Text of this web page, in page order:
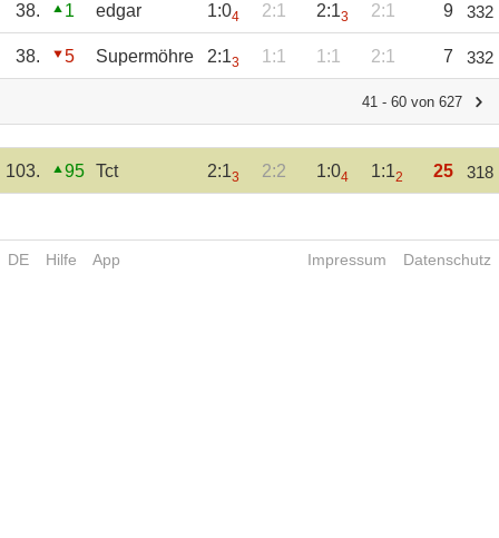
38. 1 edgar 1:04 2:1 2:13 2:1 9 332
38. 5 Supermöhre 2:13 1:1 1:1 2:1 7 332
41 - 60 von 627
103. 95 Tct 2:13 2:2 1:04 1:12 25 318
DE Hilfe App Impressum Datenschutz